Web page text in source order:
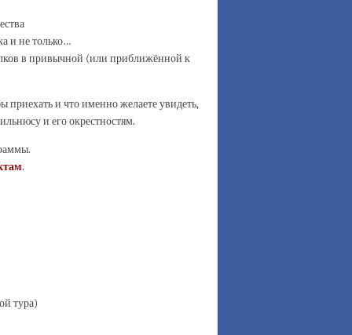
и не только…
в привычной (или приближённой к
и что именно желаете увидеть,
и его окрестностям.
.
тура)